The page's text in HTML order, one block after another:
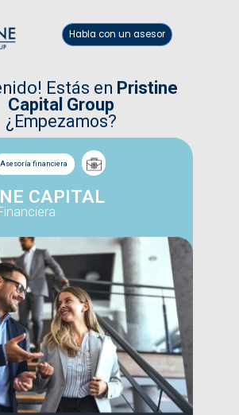
Habla con un asesor
Estás en Pristine
Capital Group
¿Empezamos?
Asesoría financiera
CAPITAL